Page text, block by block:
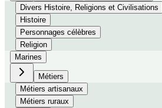
Divers Histoire, Religions et Civilisations
Histoire
Personnages célèbres
Religion
Marines
Métiers
Métiers artisanaux
Métiers ruraux